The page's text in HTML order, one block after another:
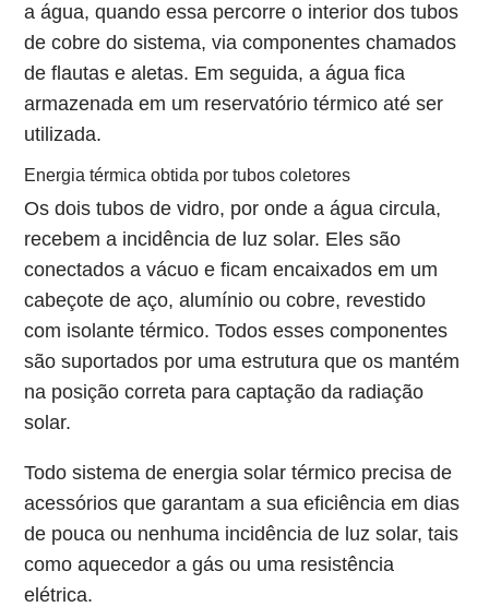
a água, quando essa percorre o interior dos tubos
de cobre do sistema, via componentes chamados
de flautas e aletas. Em seguida, a água fica
armazenada em um reservatório térmico até ser
utilizada.
Energia térmica obtida por tubos coletores
Os dois tubos de vidro, por onde a água circula,
recebem a incidência de luz solar. Eles são
conectados a vácuo e ficam encaixados em um
cabeçote de aço, alumínio ou cobre, revestido
com isolante térmico. Todos esses componentes
são suportados por uma estrutura que os mantém
na posição correta para captação da radiação
solar.
Todo sistema de energia solar térmico precisa de
acessórios que garantam a sua eficiência em dias
de pouca ou nenhuma incidência de luz solar, tais
como aquecedor a gás ou uma resistência
elétrica.